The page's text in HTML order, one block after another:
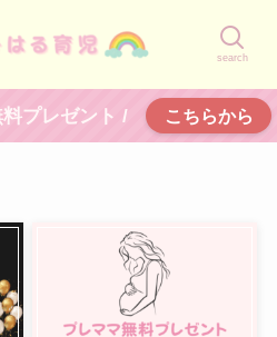
search
プレゼント / こちらから